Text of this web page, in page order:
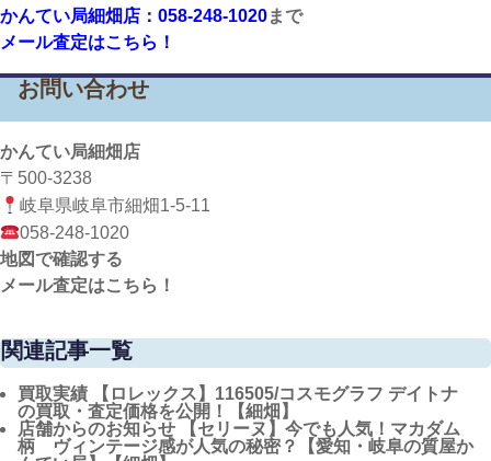
かんてい局細畑店：058-248-1020まで
メール査定はこちら！
お問い合わせ
かんてい局細畑店
〒500-3238
岐阜県岐阜市細畑1-5-11
058-248-1020
地図で確認する
メール査定はこちら！
関連記事一覧
買取実績 【ロレックス】116505/コスモグラフ デイトナ
の買取・査定価格を公開！【細畑】
店舗からのお知らせ 【セリーヌ】今でも人気！マカダム
柄 ヴィンテージ感が人気の秘密？【愛知・岐阜の質屋か